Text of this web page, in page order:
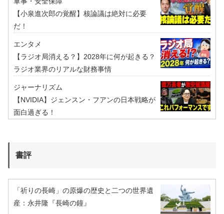
【小泉進次郎の覚醒】核論議は絶対に必要
だ！
エンタメ
【ラジオ局消える？】2028年に何が起きる？
ラジオ業界のリアルな財務事情
ジャーナリズム
【NVIDIA】ジェンスン・フアンの日本戦略が
面白過ぎる！
書評
「祈りの長崎」の原爆の歴史と二つの世界遺
産：永井隆『長崎の鐘』